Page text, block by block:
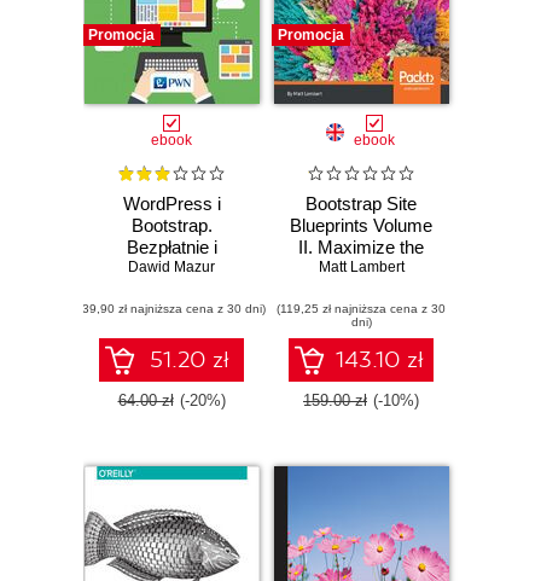
Promocja
ebook
WordPress i
Bootstrap.
Bezpłatnie i
elastycznie
Dawid Mazur
(39,90 zł najniższa cena z 30 dni)
51.20 zł
64.00 zł (-20%)
Promocja
ebook
Bootstrap Site
Blueprints Volume
II. Maximize the
potential of
and more
responsive web
applications
Matt Lambert
(119,25 zł najniższa cena z 30
dni)
143.10 zł
159.00 zł (-10%)